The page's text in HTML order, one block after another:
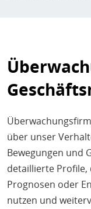
über unser
Bewegungen und
detaillierte Profile,
Prognosen oder
nutzen und